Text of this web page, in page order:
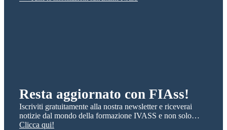
Resta aggiornato con FIAss!
Iscriviti gratuitamente alla nostra newsletter e riceverai
notizie dal mondo della formazione IVASS e non solo…
Clicca qui!